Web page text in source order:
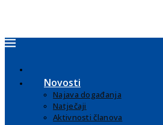
Novosti
Najava događanja
Natječaji
Aktivnosti članova